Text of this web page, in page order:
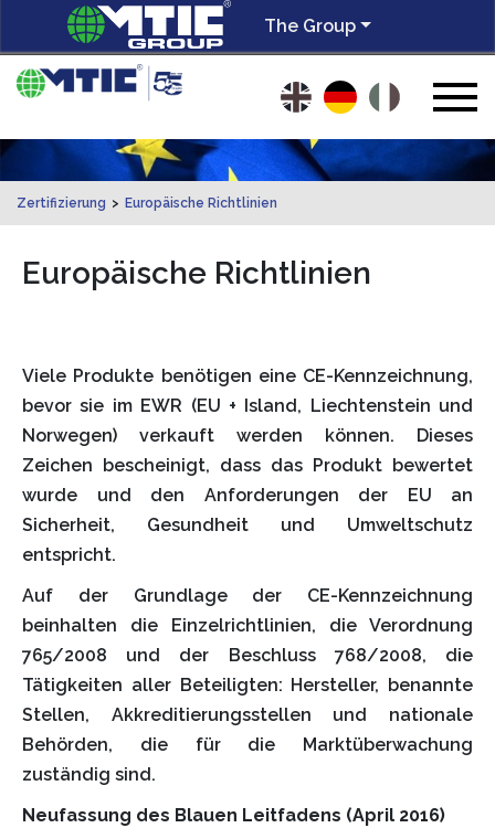
The Group
Zertifizierung > Europäische Richtlinien
Europäische Richtlinien
Viele Produkte benötigen eine CE-Kennzeichnung,
bevor sie im EWR (EU + Island, Liechtenstein und
Norwegen) verkauft werden können. Dieses
Zeichen bescheinigt, dass das Produkt bewertet
wurde und den Anforderungen der EU an
Sicherheit, Gesundheit und Umweltschutz
entspricht.
Auf der Grundlage der CE-Kennzeichnung
beinhalten die Einzelrichtlinien, die Verordnung
765/2008 und der Beschluss 768/2008, die
Tätigkeiten aller Beteiligten: Hersteller, benannte
Stellen, Akkreditierungsstellen und nationale
Behörden, die für die Marktüberwachung
zuständig sind.
Neufassung des Blauen Leitfadens (April 2016)